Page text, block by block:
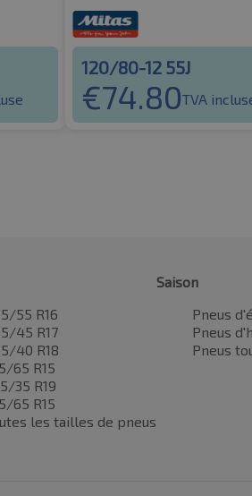
120/80-12 55J
€74.80TVA
55 R16
45 R17
40 R18
65 R15
35 R19
65 R15
les tailles de pneus
Saison
Pneus
Pneus
Pneus